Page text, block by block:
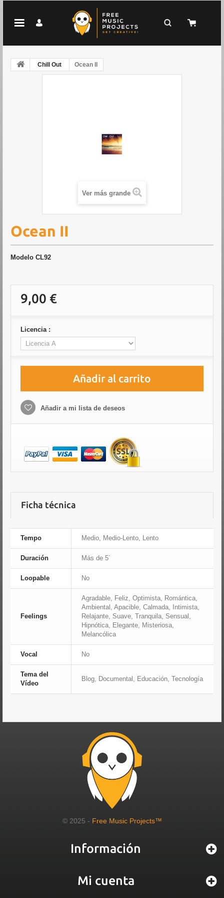
Chill Out Ocean II
Ver más grande
Ocean II
Modelo CL92
9,00 €
Licencia :
Añadir al carrito
Añadir a mi lista de deseos
Ficha técnica
Tempo Medio, Medio-Lento, Lento
Duración Más de 5´
Loopable No
Feelings
Agradable, Feliz, Optimista, Romántica,
Ambiental, Apacible, Calmada, Intimista,
Relajante, Suave, Tranquila, Sensual,
Hipnótica, Elegante, Misteriosa,
Melancólica
Vocal No
Tema del
Vídeo
Blog, Documental, Educación, Tecnología
© 2025 - Free Music Projects™
Información
Mi cuenta